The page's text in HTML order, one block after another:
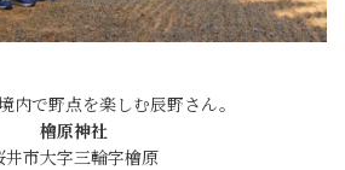
内で野点を楽しむ辰野さん。
檜原神社
井市大字三輪字檜原